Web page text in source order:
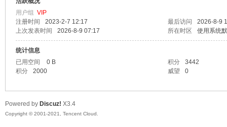
资
用户组 VIP
注册时间
2023-2-7 12:17 最后访问
2026-8-9
上次发表时间
2026-8-9 07:17 所在时区 使用系统
统计信息
已用空间
0 B 积分
3442
积分
2000 威望 0
Powered by Discuz! X3.4
Copyright © 2001-2021, Tencent Cloud.